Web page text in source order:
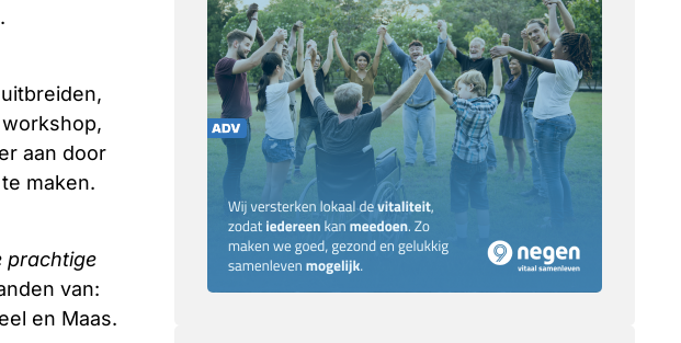
aan door
maken.
prachtige
van:
en Maas.